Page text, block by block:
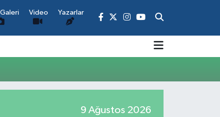
Video Yazarlar
9 Ağustos 2026